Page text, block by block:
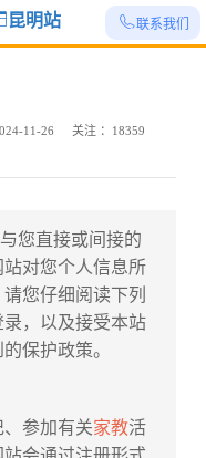
联系我们
昆明站
11-26 关注 ： 18359
您直接或间接的
对您个人信息所
您仔细阅读下列
，以及接受本站
保护政策。
参加有关家教活